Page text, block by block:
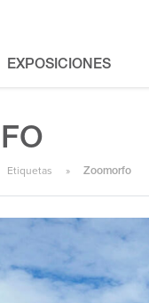
EXPOSICIONES
Etiquetas Zoomorfo